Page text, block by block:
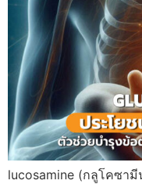
lucosamine (กลูโคซา